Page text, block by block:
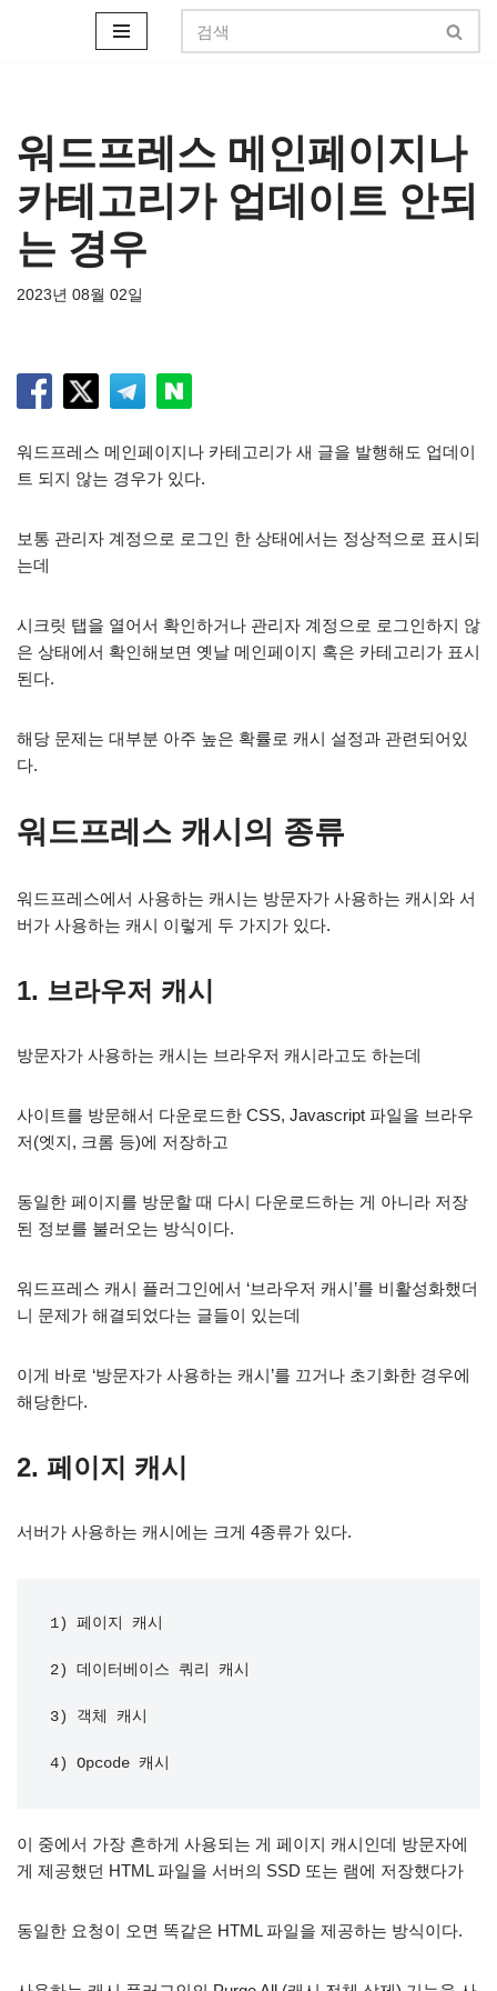
로
건
너
뛰
기
워드프레스 메인페이지나
카테고리가 업데이트 안되
는 경우
2023년 08월 02일
워드프레스 메인페이지나 카테고리가 새 글을 발행해도 업데이
트 되지 않는 경우가 있다.
보통 관리자 계정으로 로그인 한 상태에서는 정상적으로 표시되
는데
시크릿 탭을 열어서 확인하거나 관리자 계정으로 로그인하지 않
은 상태에서 확인해보면 옛날 메인페이지 혹은 카테고리가 표시
된다.
해당 문제는 대부분 아주 높은 확률로 캐시 설정과 관련되어있
다.
워드프레스 캐시의 종류
워드프레스에서 사용하는 캐시는 방문자가 사용하는 캐시와 서
버가 사용하는 캐시 이렇게 두 가지가 있다.
1. 브라우저 캐시
방문자가 사용하는 캐시는 브라우저 캐시라고도 하는데
사이트를 방문해서 다운로드한 CSS, Javascript 파일을 브라우
저(엣지, 크롬 등)에 저장하고
동일한 페이지를 방문할 때 다시 다운로드하는 게 아니라 저장
된 정보를 불러오는 방식이다.
워드프레스 캐시 플러그인에서 ‘브라우저 캐시’를 비활성화했더
니 문제가 해결되었다는 글들이 있는데
이게 바로 ‘방문자가 사용하는 캐시’를 끄거나 초기화한 경우에
해당한다.
2. 페이지 캐시
서버가 사용하는 캐시에는 크게 4종류가 있다.
1) 페이지 캐시
2) 데이터베이스 쿼리 캐시
3) 객체 캐시
4) Opcode 캐시
이 중에서 가장 흔하게 사용되는 게 페이지 캐시인데 방문자에
게 제공했던 HTML 파일을 서버의 SSD 또는 램에 저장했다가
동일한 요청이 오면 똑같은 HTML 파일을 제공하는 방식이다.